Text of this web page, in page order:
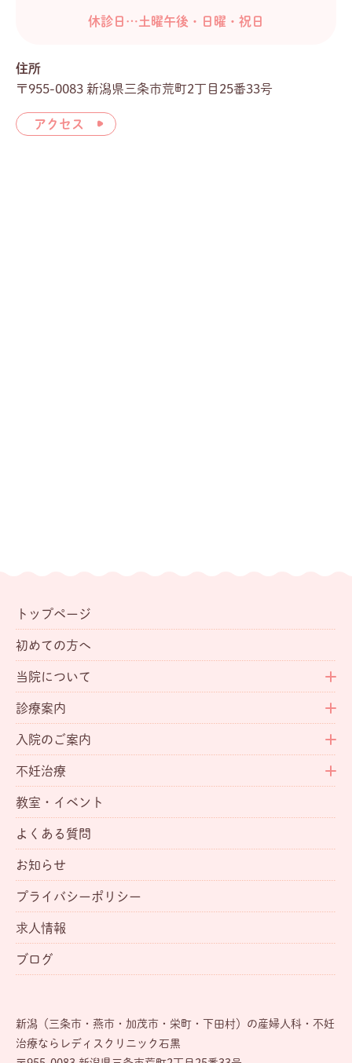
休診日…土曜午後・日曜・祝日
住所
〒955-0083 新潟県三条市荒町2丁目25番33号
アクセス
トップページ
初めての方へ
当院について
診療案内
入院のご案内
不妊治療
教室・イベント
よくある質問
お知らせ
プライバシーポリシー
求人情報
ブログ
新潟（三条市・燕市・加茂市・栄町・下田村）の産婦人科・不妊
治療ならレディスクリニック石黒